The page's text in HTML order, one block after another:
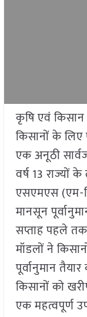
कृषि एवं
किसानों के
एक अनूठी
वर्ष 13 राज्यों
एसएमएस (एम-
मानसून
सप्ताह पहले
मॉडलों ने
पूर्वानुमान
किसानों को
एक महत्वपूर्ण